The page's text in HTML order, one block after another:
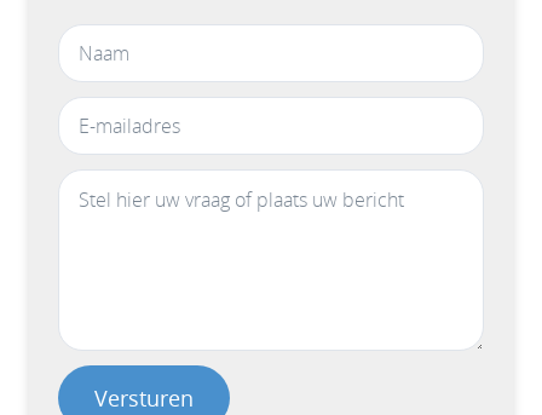
Versturen